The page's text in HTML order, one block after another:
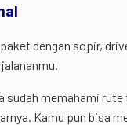
dengan sopir,
sudah memahami rute
Kamu pun bisa